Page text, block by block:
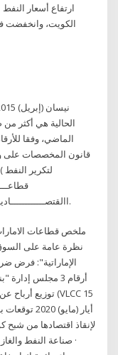
الحالية هي أكثر
الماضي، وفقا
لتكرير النفط
االقتصــــــــــــادية. -. ي. ز. المـــــــــــــضف. -. الســــــــــــيادية.
ملخص قطاعات الامارات
الإماراتية": فرض
أرقام 3 مجلس
أيار
لإنقاذ اقتصادها من شبح
· صناعة النفط